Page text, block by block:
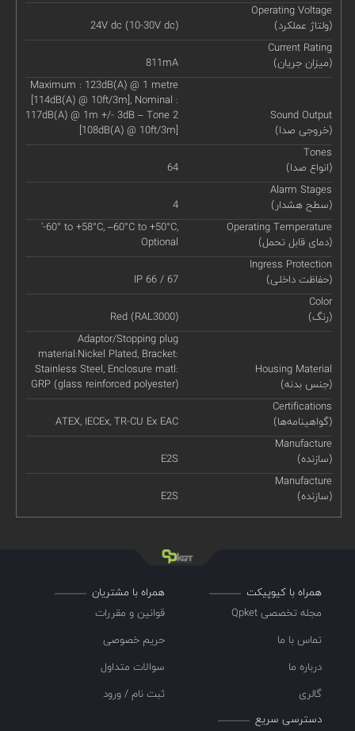
Operating Voltage
(ولتاژ عملکرد)
24V dc (10-30V dc)
Current Rating
(میزان جریان)
811mA
Sound Output
(خروجی صدا)
Maximum : 123dB(A) @ 1 metre
[114dB(A) @ 10ft/3m], Nominal :
117dB(A) @ 1m +/- 3dB – Tone 2
[108dB(A) @ 10ft/3m]
Tones
(انواع صدا)
64
Alarm Stages
(سطح هشدار)
4
Operating Temperature
(دمای قابل تحمل)
'-60° to +58°C, –60°C to +50°C,
Optional
Ingress Protection
(حفاظت داخلی)
IP 66 / 67
Color
(رنگ)
Red (RAL3000)
Housing Material
(جنس بدنه)
Adaptor/Stopping plug
material:Nickel Plated, Bracket:
Stainless Steel, Enclosure matl:
GRP (glass reinforced polyester)
Certifications
(گواهینامه‌ها)
ATEX, IECEx, TR-CU Ex EAC
Manufacture
(سازنده)
E2S
Manufacture
(سازنده)
E2S
همراه با کیوپیکت
مجله تخصصی Qpket
تماس با ما
درباره ما
گالری
همراه با مشتریان
قوانین و مقررات
حریم خصوصی
سوالات متداول
ثبت نام / ورود
دسترسی سریع